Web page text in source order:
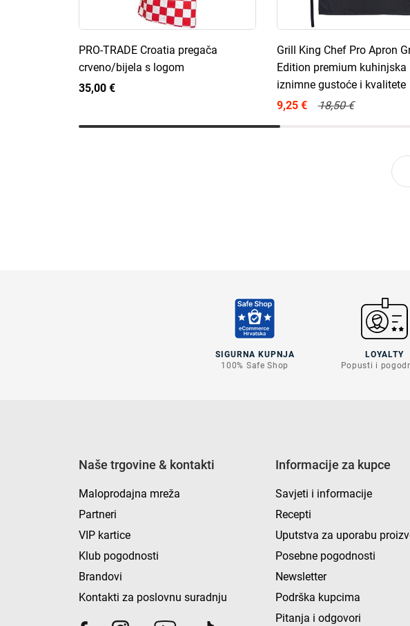
PRO-TRADE Croatia pregača
crveno/bijela s logom
35,00 €
Grill King Chef Pro Apron
Edition premium kuhinjska
iznimne gustoće i kvalitete
9,25 €
18,50 €
SIGURNA KUPNJA
100% Safe Shop
LOYALTY
Popusti i
Naše trgovine & kontakti
Maloprodajna mreža
Partneri
VIP kartice
Klub pogodnosti
Brandovi
Kontakti za poslovnu suradnju
Informacije za kupce
Savjeti i informacije
Recepti
Uputstva za uporabu
Posebne pogodnosti
Newsletter
Podrška kupcima
Pitanja i odgovori